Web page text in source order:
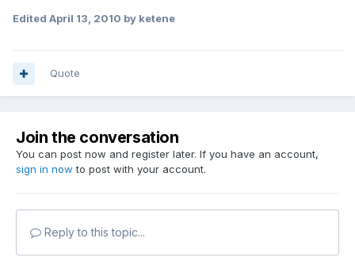
Edited April 13, 2010 by ketene
Quote
Join the conversation
You can post now and register later. If you have an account,
sign in now to post with your account.
Reply to this topic...